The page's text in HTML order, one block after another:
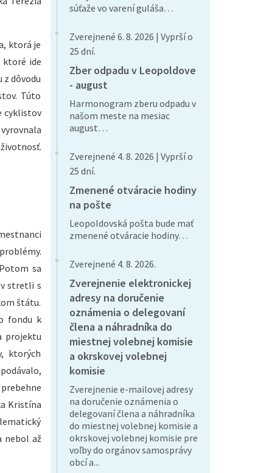
ktorá je
ktoré ide
dôvodu
Túto
cyklistov
sa
stretli s
štátu.
fondu k
projektu
ktorých
Kristína
nebol až
súťaže vo varení guláša…
Zverejnené 6. 8. 2026 | Vyprší o
25 dní.
Zber odpadu v Leopoldove
- august
Harmonogram zberu odpadu v
našom meste na mesiac
august…
Zverejnené 4. 8. 2026 | Vyprší o
25 dní.
Zmenené otváracie hodiny
na pošte
Leopoldovská pošta bude mať
zmenené otváracie hodiny…
Zverejnené 4. 8. 2026.
Zverejnenie elektronickej
adresy na doručenie
oznámenia o delegovaní
člena a náhradníka do
miestnej volebnej komisie
a okrskovej volebnej
komisie
Zverejnenie e-mailovej adresy
na doručenie oznámenia o
delegovaní člena a náhradníka
do miestnej volebnej komisie a
okrskovej volebnej komisie pre
voľby do orgánov samosprávy
obcí a...